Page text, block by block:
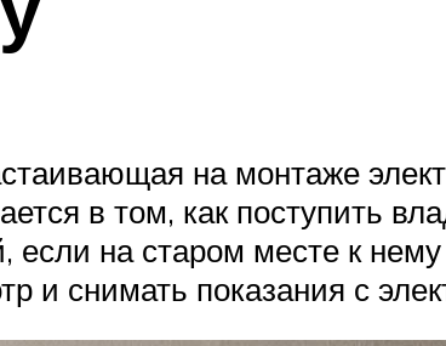
на монтаже
в том, как поступить
если на старом месте к
и снимать показания с